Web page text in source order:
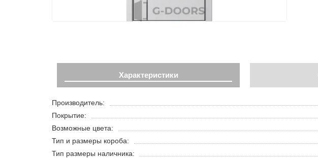
Характеристики
Производитель:
Покрытие:
Возможные цвета:
Тип и размеры короба:
Тип размеры наличника: